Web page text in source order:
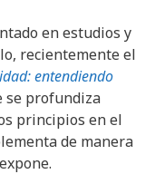
en estudios y
recientemente el
entendiendo
se profundiza
principios en el
de manera